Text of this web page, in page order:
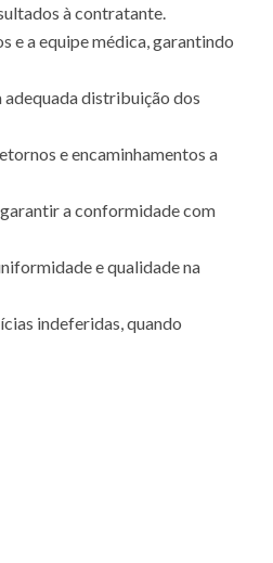
à contratante.
e a equipe médica, garantindo
adequada distribuição dos
e encaminhamentos a
a conformidade com
e qualidade na
indeferidas, quando